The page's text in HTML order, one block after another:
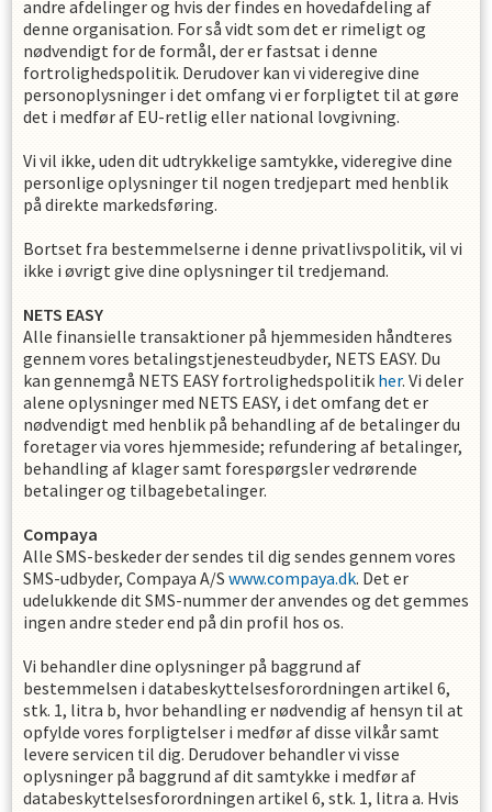
andre afdelinger og hvis der findes en hovedafdeling af
denne organisation. For så vidt som det er rimeligt og
nødvendigt for de formål, der er fastsat i denne
fortrolighedspolitik. Derudover kan vi videregive dine
personoplysninger i det omfang vi er forpligtet til at gøre
det i medfør af EU-retlig eller national lovgivning.
Vi vil ikke, uden dit udtrykkelige samtykke, videregive dine
personlige oplysninger til nogen tredjepart med henblik
på direkte markedsføring.
Bortset fra bestemmelserne i denne privatlivspolitik, vil vi
ikke i øvrigt give dine oplysninger til tredjemand.
NETS EASY
Alle finansielle transaktioner på hjemmesiden håndteres
gennem vores betalingstjenesteudbyder, NETS EASY. Du
kan gennemgå NETS EASY fortrolighedspolitik her. Vi deler
alene oplysninger med NETS EASY, i det omfang det er
nødvendigt med henblik på behandling af de betalinger du
foretager via vores hjemmeside; refundering af betalinger,
behandling af klager samt forespørgsler vedrørende
betalinger og tilbagebetalinger.
Compaya
Alle SMS-beskeder der sendes til dig sendes gennem vores
SMS-udbyder, Compaya A/S www.compaya.dk. Det er
udelukkende dit SMS-nummer der anvendes og det gemmes
ingen andre steder end på din profil hos os.
Vi behandler dine oplysninger på baggrund af
bestemmelsen i databeskyttelsesforordningen artikel 6,
stk. 1, litra b, hvor behandling er nødvendig af hensyn til at
opfylde vores forpligtelser i medfør af disse vilkår samt
levere servicen til dig. Derudover behandler vi visse
oplysninger på baggrund af dit samtykke i medfør af
databeskyttelsesforordningen artikel 6, stk. 1, litra a. Hvis